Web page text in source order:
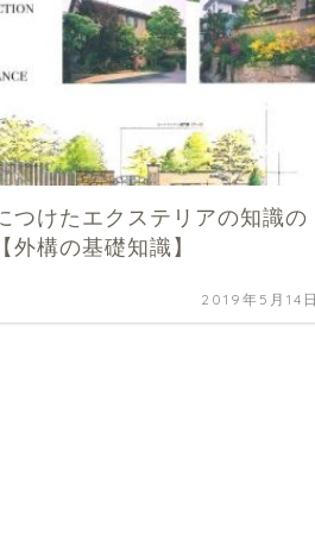
つけたエクステリアの知識の
外構の基礎知識】
2019年5月14